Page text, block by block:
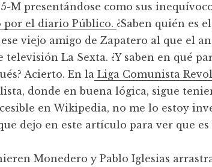
M presentándose como sus
el diario Público. ¿Saben quién es
ese viejo amigo de Zapatero al que el
televisión La Sexta. ¿Y saben en qué
Acierto. En la Liga Comunista
donde en buena lógica, sigue
en Wikipedia, no me lo estoy
dejo en este artículo para ver que es
Monedero y Pablo Iglesias